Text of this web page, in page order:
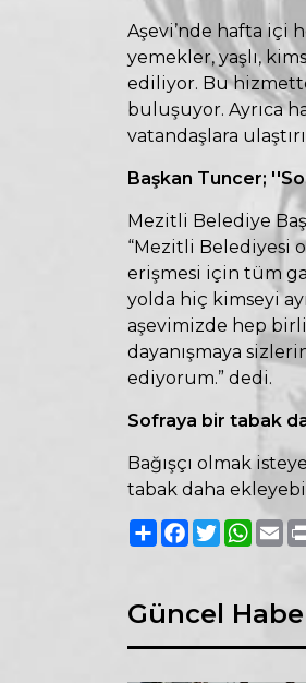
Aşevi’nde hafta içi
yemekler, yaşlı,
ediliyor. Bu
buluşuyor. Ayrıca
vatandaşlara
Başkan Tuncer;
Mezitli Belediye
“Mezitli Belediyesi
erişmesi için tüm
yolda hiç kimseyi
aşevimizde hep
dayanışmaya
ediyorum.” dedi.
Sofraya bir tabak
Bağışçı olmak
tabak daha
PaylaşFacebook
Twitter
Güncel